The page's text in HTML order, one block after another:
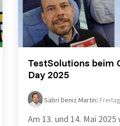
TestSolutions beim
Day 2025
Sabri Deniz Martin:
Am 13. und 14. Mai